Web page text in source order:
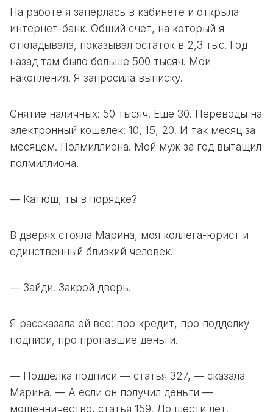
На работе я заперлась в кабинете и открыла
интернет-банк. Общий счет, на который я
откладывала, показывал остаток в 2,3 тыс. Год
назад там было больше 500 тысяч. Мои
накопления. Я запросила выписку.
Снятие наличных: 50 тысяч. Еще 30. Переводы на
электронный кошелек: 10, 15, 20. И так месяц за
месяцем. Полмиллиона. Мой муж за год вытащил
полмиллиона.
— Катюш, ты в порядке?
В дверях стояла Марина, моя коллега-юрист и
единственный близкий человек.
— Зайди. Закрой дверь.
Я рассказала ей все: про кредит, про подделку
подписи, про пропавшие деньги.
— Подделка подписи — статья 327, — сказала
Марина. — А если он получил деньги —
мошенничество, статья 159. До шести лет.